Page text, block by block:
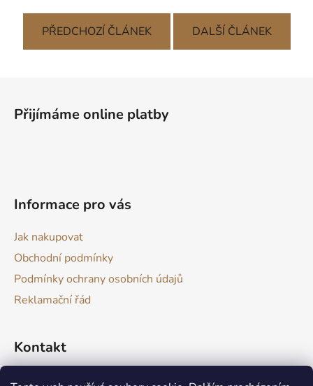
PŘEDCHOZÍ ČLÁNEK DALŠÍ ČLÁNEK
Přijímáme online platby
Informace pro vás
Jak nakupovat
Obchodní podmínky
Podmínky ochrany osobních údajů
Reklamační řád
Kontakt